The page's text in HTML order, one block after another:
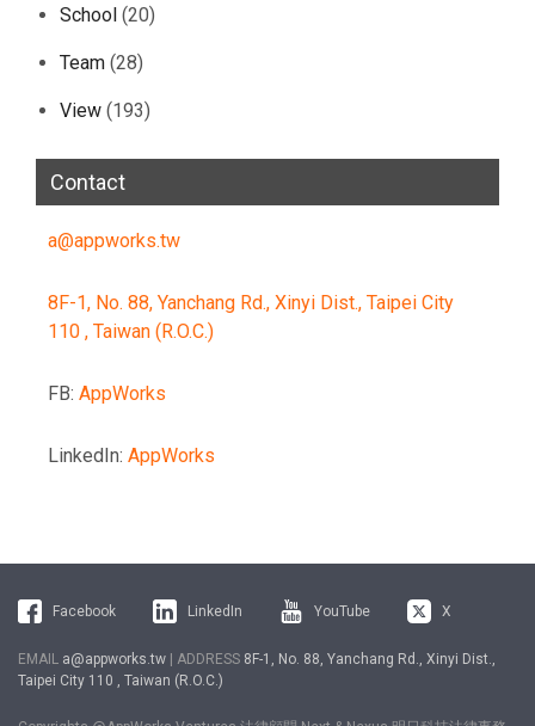
School (20)
Team (28)
View (193)
Contact
a@appworks.tw
8F-1, No. 88, Yanchang Rd., Xinyi Dist., Taipei City
110 , Taiwan (R.O.C.)
FB: AppWorks
LinkedIn: AppWorks
Facebook LinkedIn YouTube X
EMAIL a@appworks.tw | ADDRESS 8F-1, No. 88, Yanchang Rd., Xinyi Dist.,
Taipei City 110 , Taiwan (R.O.C.)